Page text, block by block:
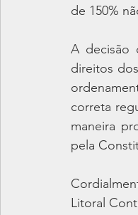
de 150%
A decisão
direitos
correta
maneira
pela
Litoral